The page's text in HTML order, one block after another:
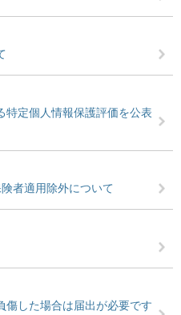
特定個人情報保護評価を公表
者適用除外について
傷した場合は届出が必要です